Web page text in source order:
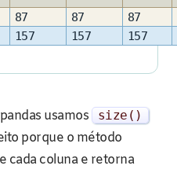
87 87 87
157 157 157
usamos size ()
porque o método
cada coluna e retorna